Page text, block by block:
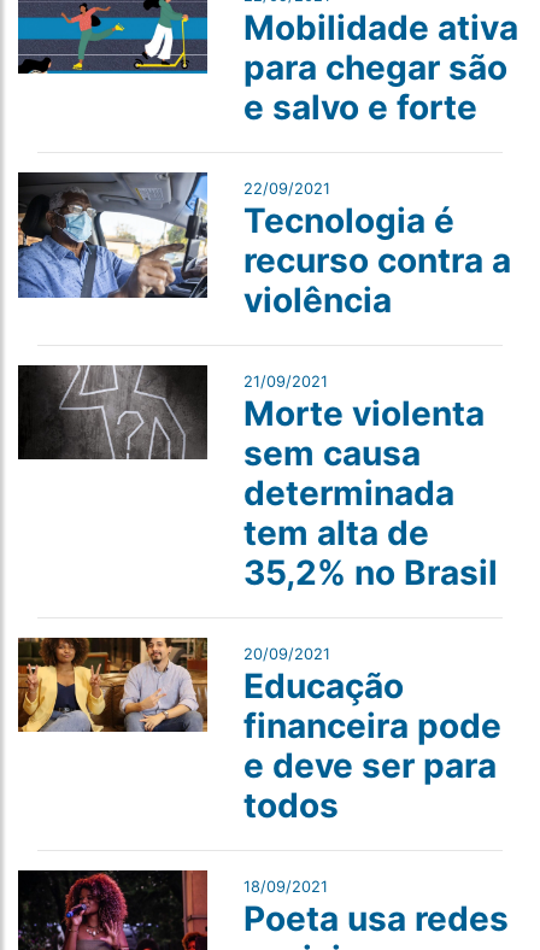
Mobilidade ativa
para chegar são
e salvo e forte
22/09/2021
Tecnologia é
recurso contra a
violência
21/09/2021
Morte violenta
sem causa
determinada
tem alta de
35,2% no Brasil
20/09/2021
Educação
financeira pode
e deve ser para
todos
18/09/2021
Poeta usa redes